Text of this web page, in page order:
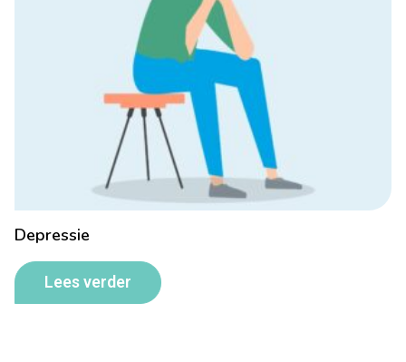
Depressie
Lees verder